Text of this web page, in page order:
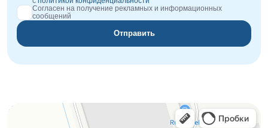
Согласен на получение рекламных и информационных
сообщений
Отправить
Orgplex
Оргстекло, поликарбонат в Лыткарине
Торговое оборудование в Лыткарине